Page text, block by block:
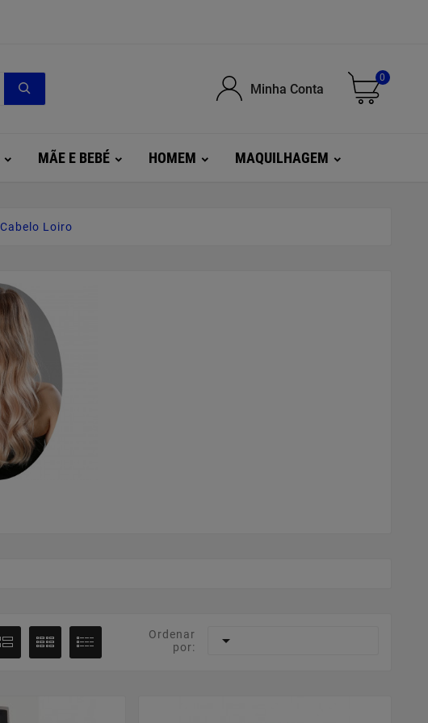
Minha Conta
0
MÃE E BEBÉ HOMEM MAQUILHAGEM
Cabelo Loiro
Ordenar
por:
